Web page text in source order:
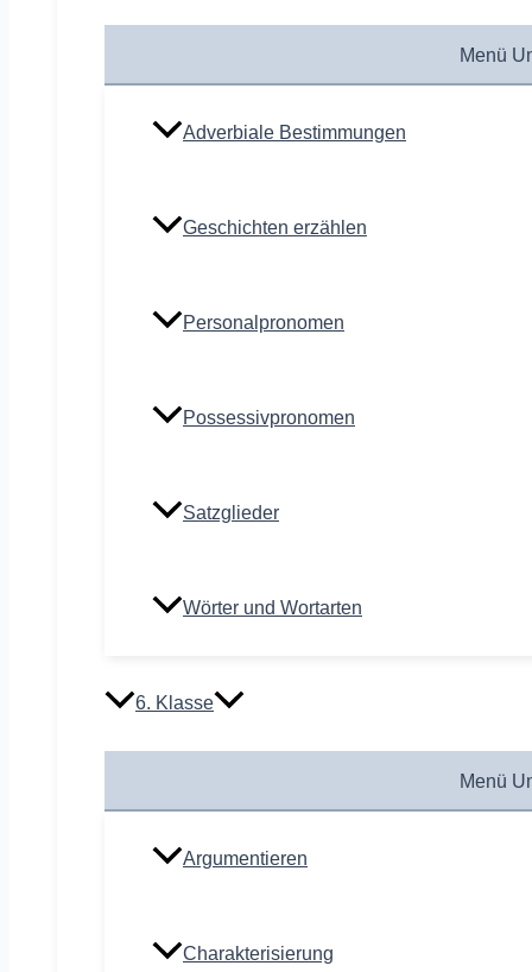
Menü
Adverbiale Bestimmungen
Geschichten erzählen
Personalpronomen
Possessivpronomen
Satzglieder
Wörter und Wortarten
6. Klasse
Menü
Argumentieren
Charakterisierung